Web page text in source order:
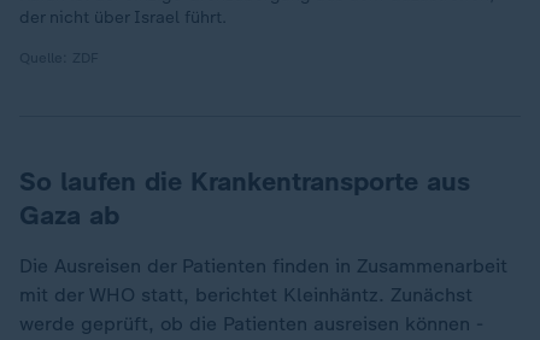
der nicht über Israel führt.
So laufen die Krankentransporte aus
Gaza ab
Die Ausreisen der Patienten finden in Zusammenarbeit
mit der WHO statt, berichtet Kleinhäntz. Zunächst
werde geprüft, ob die Patienten ausreisen können -